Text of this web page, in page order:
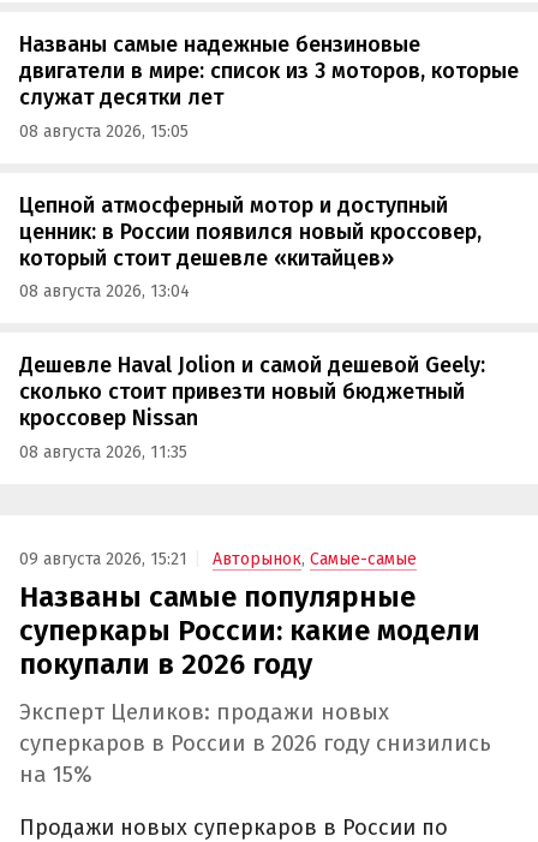
Названы самые надежные бензиновые
двигатели в мире: список из 3 моторов, которые
служат десятки лет
08 августа 2026, 15:05
Цепной атмосферный мотор и доступный
ценник: в России появился новый кроссовер,
который стоит дешевле «китайцев»
08 августа 2026, 13:04
Дешевле Haval Jolion и самой дешевой Geely:
сколько стоит привезти новый бюджетный
кроссовер Nissan
08 августа 2026, 11:35
09 августа 2026, 15:21 Авторынок, Самые-самые
Названы самые популярные
суперкары России: какие модели
покупали в 2026 году
Эксперт Целиков: продажи новых
суперкаров в России в 2026 году снизились
на 15%
Продажи новых суперкаров в России по